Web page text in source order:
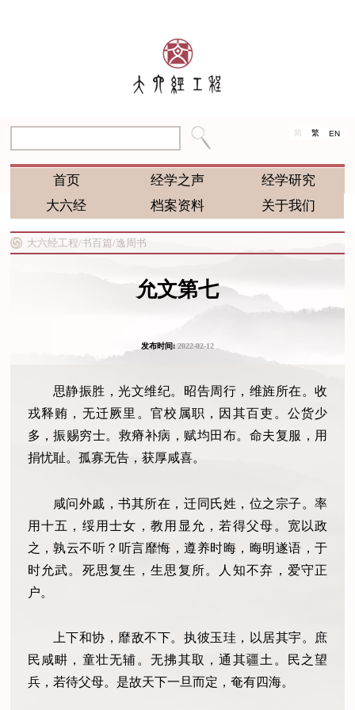
简 繁 EN
首页 经学之声
经学研究
大六经
档案资料 关于我们
大六经工程/书百篇/逸周书
允文第七
发布时间:2022-02-12
思静振胜，光文维纪。昭告周行，维旌所在。收
戎释贿，无迁厥里。官校属职，因其百吏。公货少
多，振赐穷士。救瘠补病，赋均田布。命夫复服，用
捐忧耻。孤寡无告，获厚咸喜。
咸问外戚，书其所在，迁同氏姓，位之宗子。率
用十五，绥用士女，教用显允，若得父母。宽以政
之，孰云不听？听言靡悔，遵养时晦，晦明遂语，于
时允武。死思复生，生思复所。人知不弃，爱守正
户。
上下和协，靡敌不下。执彼玉珪，以居其宇。庶
民咸畊，童壮无辅。无拂其取，通其疆土。民之望
兵，若待父母。是故天下一旦而定，奄有四海。